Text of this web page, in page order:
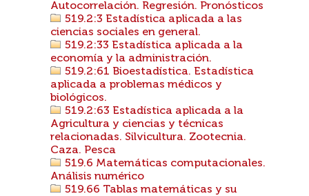
Autocorrelación. Regresión. Pronósticos
519.2:3 Estadística aplicada a las
ciencias sociales en general.
519.2:33 Estadística aplicada a la
economía y la administración.
519.2:61 Bioestadística. Estadística
aplicada a problemas médicos y
biológicos.
519.2:63 Estadística aplicada a la
Agricultura y ciencias y técnicas
relacionadas. Silvicultura. Zootecnia.
Caza. Pesca
519.6 Matemáticas computacionales.
Análisis numérico
519.66 Tablas matemáticas y su